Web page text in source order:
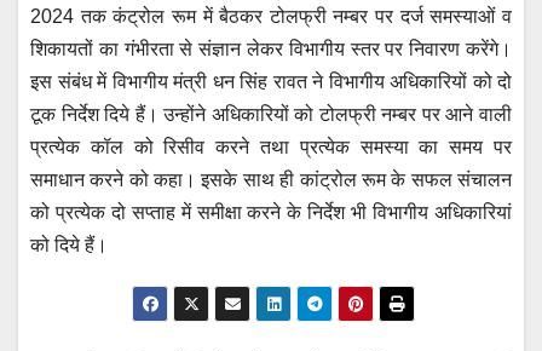
2024 तक कंट्रोल रूम में बैठकर टोलफ्री नम्बर पर दर्ज समस्याओं व
शिकायतों का गंभीरता से संज्ञान लेकर विभागीय स्तर पर निवारण करेंगे।
इस संबंध में विभागीय मंत्री धन सिंह रावत ने विभागीय अधिकारियों को दो
टूक निर्देश दिये हैं। उन्होंने अधिकारियों को टोलफ्री नम्बर पर आने वाली
प्रत्येक कॉल को रिसीव करने तथा प्रत्येक समस्या का समय पर
समाधान करने को कहा। इसके साथ ही कांट्रोल रूम के सफल संचालन
को प्रत्येक दो सप्ताह में समीक्षा करने के निर्देश भी विभागीय अधिकारियां
को दिये हैं।